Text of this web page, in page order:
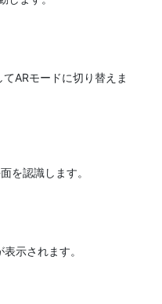
ARモードに切り替えま
を認識します。
示されます。